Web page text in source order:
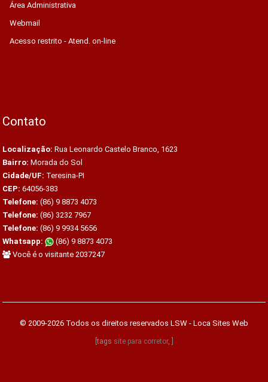
Área Administrativa
Webmail
Acesso restrito - Atend. on-line
Contato
Localização: Rua Leonardo Castelo Branco, 1623
Bairro: Morada do Sol
Cidade/UF: Teresina-PI
CEP: 64056-383
Telefone: (86) 9 8873 4073
Telefone: (86) 3232 7967
Telefone: (86) 9 9934 5656
Whatsapp:
(86) 9 8873 4073
Você é o visitante 2037247
© 2009-2026 Todos os direitos reservados LSW - Loca Sites Web
[tags site para corretor, ]